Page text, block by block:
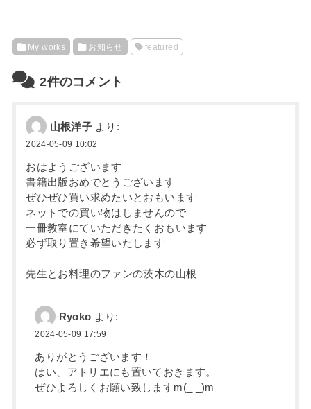
My works お知らせ featured
2件のコメント
山根洋子 より:
2024-05-09 10:02
おはようございます
書籍出版おめでとうございます
ぜひぜひ買い求めたいとおもいます
ネットでの買い物はしませんので
一冊教室にていただきたくおもいます
必ず取り置き希望いたします
先生とお料理のファンの茨木の山根
Ryoko より:
2024-05-09 17:59
ありがとうございます！
はい、アトリエにも置いておきます。
ぜひよろしくお願い致しますm(_ _)m